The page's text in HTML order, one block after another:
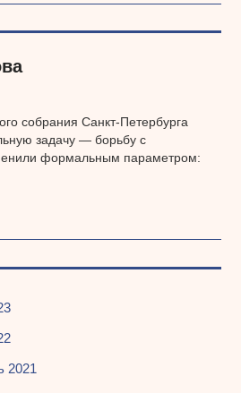
собрания Санкт-Петербурга
задачу — борьбу с
формальным параметром:
2021